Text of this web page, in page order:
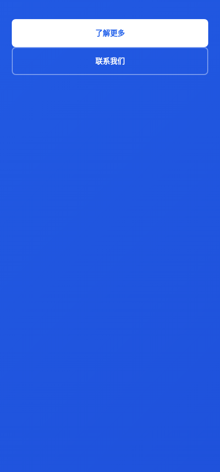
了解更多
联系我们